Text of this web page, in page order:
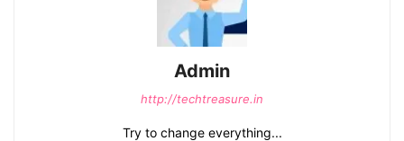
Admin
http://techtreasure.in
Try to change everything...